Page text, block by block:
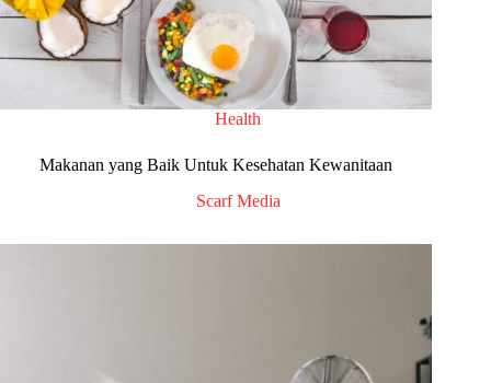
Health
Makanan yang Baik Untuk Kesehatan Kewanitaan
Scarf Media